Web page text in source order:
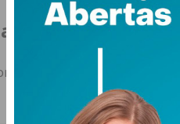
newsletter do
e-mail e obtenha de forma
atualizada.